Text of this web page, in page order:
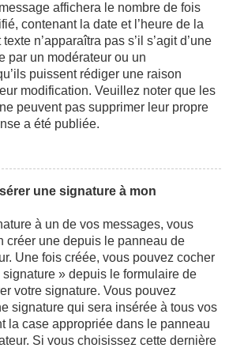
affichera le nombre de fois
contenant la date et l’heure de la
n’apparaîtra pas s’il s’agit d’une
par un modérateur ou un
puissent rédiger une raison
modification. Veuillez noter que les
peuvent pas supprimer leur propre
a été publiée.
une signature à mon
à un de vos messages, vous
créer une depuis le panneau de
Une fois créée, vous pouvez cocher
signature » depuis le formulaire de
votre signature. Vous pouvez
signature qui sera insérée à tous vos
la case appropriée dans le panneau
Si vous choisissez cette dernière